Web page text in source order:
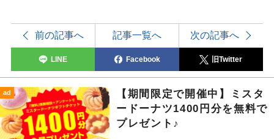
前の記事へ 記事一覧へ 次の記事へ
LINE Facebook 旧Twitter
ad
【期間限定で開催中】ミスタ
ードーナツ1400円分を無料で
プレゼント♪